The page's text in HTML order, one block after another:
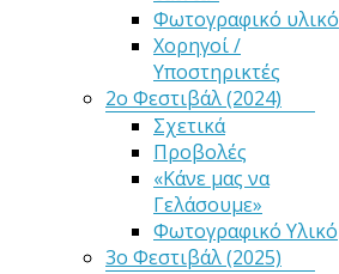
Φωτογραφικό υλικό
Χορηγοί /
Υποστηρικτές
2ο Φεστιβάλ (2024)
Σχετικά
Προβολές
«Κάνε μας να
Γελάσουμε»
Φωτογραφικό Υλικό
3ο Φεστιβάλ (2025)